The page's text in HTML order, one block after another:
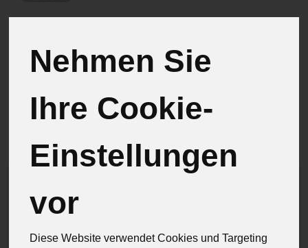
Nehmen Sie
Ihre Cookie-
Einstellungen
vor
Diese Website verwendet Cookies und Targeting
Hersteller Allergene